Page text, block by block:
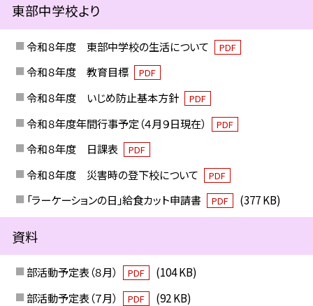
東部中学校より
令和８年度 東部中学校の生活について PDF
令和８年度 教育目標 PDF
令和８年度 いじめ防止基本方針 PDF
令和８年度年間行事予定（４月９日現在） PDF
令和８年度 日課表 PDF
令和８年度 災害時の登下校について PDF
「ラーケーションの日」給食カット申請書 PDF (377 KB)
資料
部活動予定表（８月） PDF
(104 KB)
部活動予定表（７月）
PDF (92 KB)